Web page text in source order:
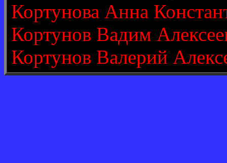
Кортунова Анна
Кортунов Вадим
Кортунов Валерий